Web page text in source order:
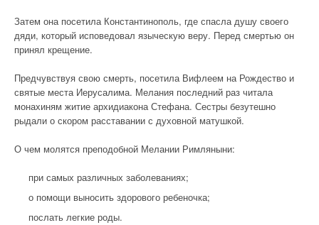
Затем она посетила Константинополь, где спасла душу своего
дяди, который исповедовал языческую веру. Перед смертью он
принял крещение.
Предчувствуя свою смерть, посетила Вифлеем на Рождество и
святые места Иерусалима. Мелания последний раз читала
монахиням житие архидиакона Стефана. Сестры безутешно
рыдали о скором расставании с духовной матушкой.
О чем молятся преподобной Мелании Римляныни:
при самых различных заболеваниях;
о помощи выносить здорового ребеночка;
послать легкие роды.